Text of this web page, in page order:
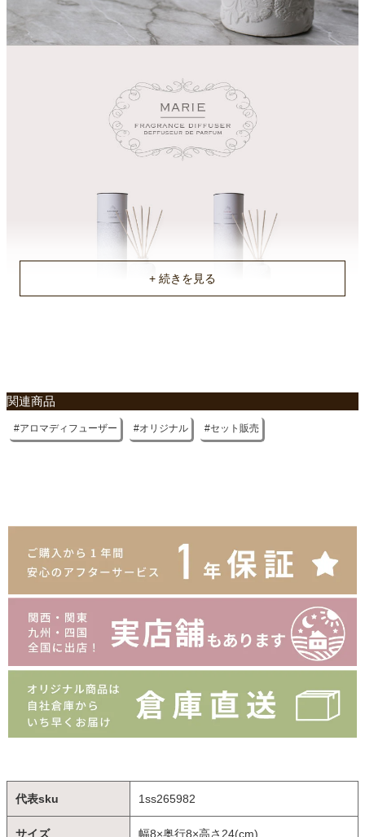
中国
関連商品
アロマディフューザー オリジナル セット販売
代表sku 1ss265982
サイズ 幅8×奥行8×高さ24(cm)